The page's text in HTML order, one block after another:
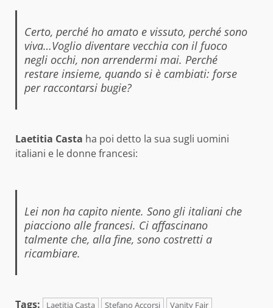
Certo, perché ho amato e vissuto, perché sono
viva…Voglio diventare vecchia con il fuoco
negli occhi, non arrendermi mai. Perché
restare insieme, quando si è cambiati: forse
per raccontarsi bugie?
Laetitia Casta ha poi detto la sua sugli uomini
italiani e le donne francesi:
Lei non ha capito niente. Sono gli italiani che
piacciono alle francesi. Ci affascinano
talmente che, alla fine, sono costretti a
ricambiare.
Tags: Laetitia Casta Stefano Accorsi Vanity Fair